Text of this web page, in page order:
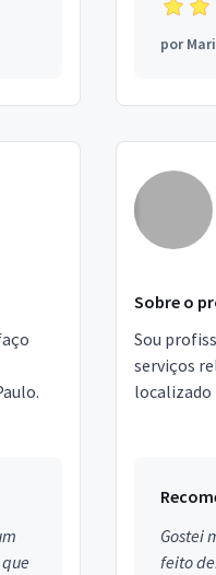
por
Sobre o
Sou
serviços
Gostei
feito